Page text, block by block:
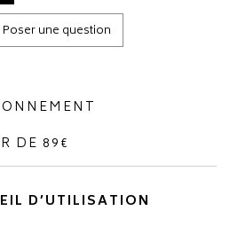
Poser une question
DE 89€
D’UTILISATION